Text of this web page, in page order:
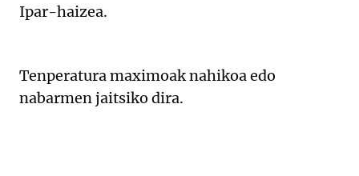
Ipar-haizea.
Tenperatura maximoak nahikoa edo
nabarmen jaitsiko dira.